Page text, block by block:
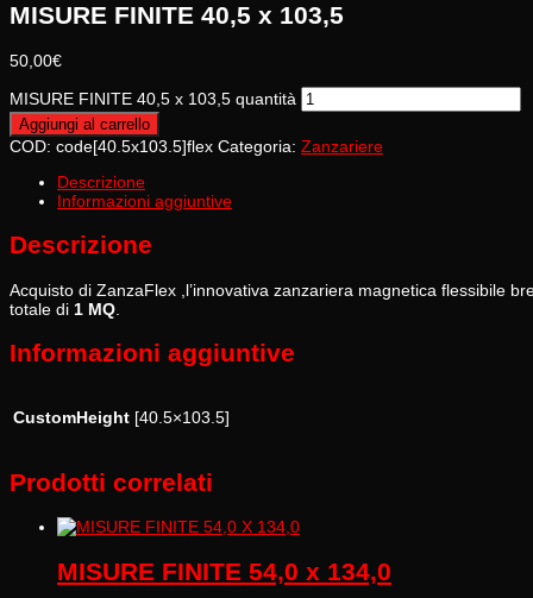
MISURE FINITE 40,5 x 103,5
50,00€
MISURE FINITE 40,5 x 103,5 quantità
Aggiungi al carrello
COD: code[40.5x103.5]flex Categoria: Zanzariere
Descrizione
Informazioni aggiuntive
Descrizione
Acquisto di ZanzaFlex ,l’innovativa zanzariera magnetica flessibile
totale di 1 MQ
Informazioni aggiuntive
CustomHeight [40.5×103.5]
Prodotti correlati
MISURE FINITE 54,0 x 134,0